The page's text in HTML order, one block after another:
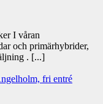
I våran
och primärhybrider,
. [...]
fri entré